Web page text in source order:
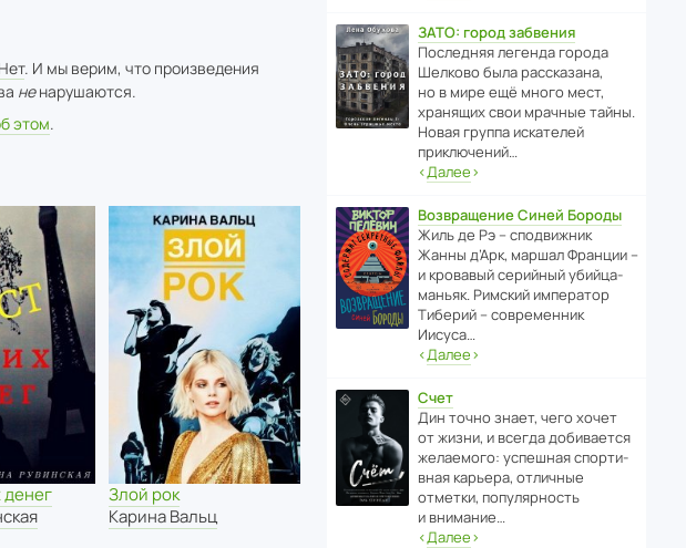
. И мы верим, что произведения
ненарушаются.
этом.
денег
Злой рок
Карина Вальц
ЗАТО: город забвения
После­дняя легенда города
Шелково была расска­зана,
но в мире ещё много мест,
хранящих свои мрачные тайны.
Новая группа иска­телей
приключений…
‹Далее›
Возвращение Синей Бороды
Жиль де Рэ – спод­ви­жник
Жанны д’Арк, маршал Франции –
и кровавый серийный убийца-
маньяк. Римский импе­ратор
Тиберий – совре­менник
Иисуса…
‹Далее›
Счет
Дин точно знает, чего хочет
от жизни, и всегда доби­ва­ется
жела­е­мого: успе­шная спор­ти­
вная карьера, отли­чные
отметки, попу­ля­р­ность
и внимание…
‹Далее›